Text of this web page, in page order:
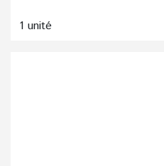
1 unité